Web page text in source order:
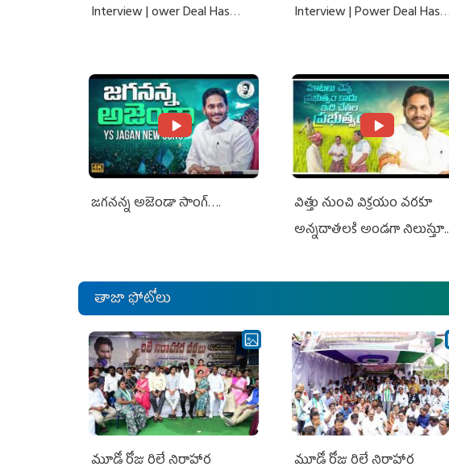
Interview | ower Deal Has
Interview | Power Deal Has
జగనన్న అజెండా సాంగ్….
విత్తు నుంచి విక్రయం వరకూ
అన్నదాతలకి అండగా నిలుస్తూ..
తాజా ఫోటోలు
మూడో రోజు రిలే నిరాహార
మూడో రోజు రిలే నిరాహార